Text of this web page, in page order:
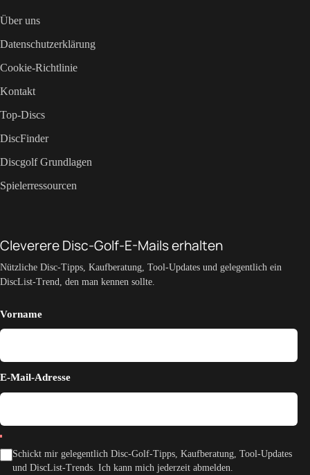
Über uns
Datenschutzerklärung
Cookie-Richtlinie
Kontakt
Top-Discs
DiscFinder
Discgolf Grundlagen
Spielerressourcen
Cleverere Disc-Golf-E-Mails erhalten
Nützliche Disc-Tipps, Kaufberatung, Tool-Updates und gelegentlich ein
DiscList-Trend, den man kennen sollte.
Vorname
E-Mail-Adresse
Schickt mir gelegentlich Disc-Golf-Tipps, Kaufberatung, Tool-Updates
und DiscList-Trends. Ich kann mich jederzeit abmelden.